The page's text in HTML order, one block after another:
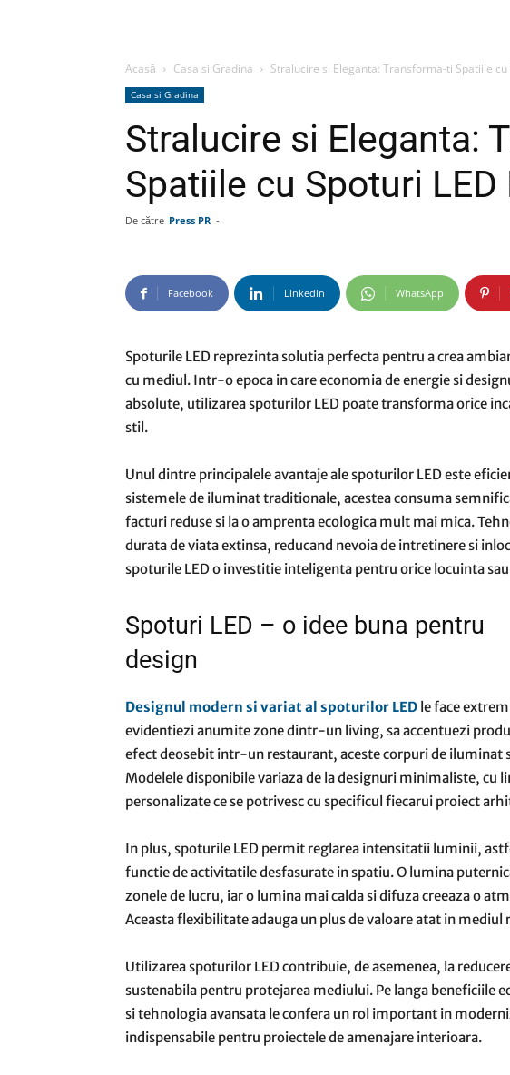
Acasă Casa si Gradina Stralucire si Eleganta: Transforma-ti Spatiile
Casa si Gradina
Stralucire si Eleganta:
Spatiile cu Spoturi
De către Press PR -
Facebook Linkedin WhatsApp
Spoturile LED reprezinta solutia perfecta pentru a crea
cu mediul. Intr-o epoca in care economia de energie si
absolute, utilizarea spoturilor LED poate transforma orice
stil.
Unul dintre principalele avantaje ale spoturilor LED este
sistemele de iluminat traditionale, acestea consuma
facturi reduse si la o amprenta ecologica mult mai mica.
durata de viata extinsa, reducand nevoia de intretinere si
spoturile LED o investitie inteligenta pentru orice locuinta
Spoturi LED – o idee buna pentru
design
Designul modern si variat al spoturilor LED le face
evidentiezi anumite zone dintr-un living, sa accentuezi
efect deosebit intr-un restaurant, aceste corpuri de iluminat
Modelele disponibile variaza de la designuri minimaliste, cu
personalizate ce se potrivesc cu specificul fiecarui proiect
In plus, spoturile LED permit reglarea intensitatii luminii,
functie de activitatile desfasurate in spatiu. O lumina
zonele de lucru, iar o lumina mai calda si difuza creeaza o
Aceasta flexibilitate adauga un plus de valoare atat in mediul
Utilizarea spoturilor LED contribuie, de asemenea, la
sustenabila pentru protejarea mediului. Pe langa beneficiile
si tehnologia avansata le confera un rol important in
indispensabile pentru proiectele de amenajare interioara.